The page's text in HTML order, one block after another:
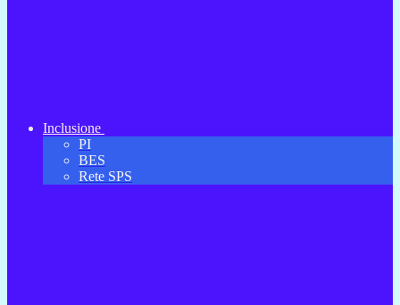
Inclusione
PI
BES
Rete SPS